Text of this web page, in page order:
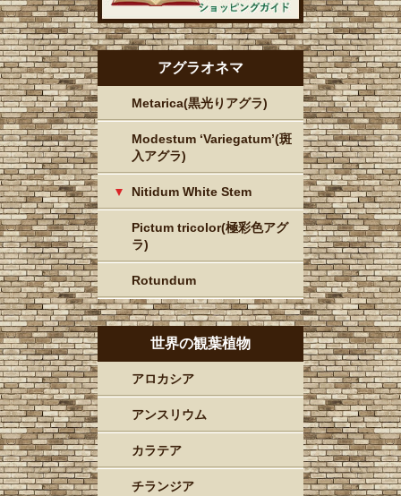
アグラオネマ
Metarica(黒光りアグラ)
Modestum ‘Variegatum’(斑
入アグラ)
Nitidum White Stem
Pictum tricolor(極彩色アグ
ラ)
Rotundum
世界の観葉植物
アロカシア
アンスリウム
カラテア
チランジア